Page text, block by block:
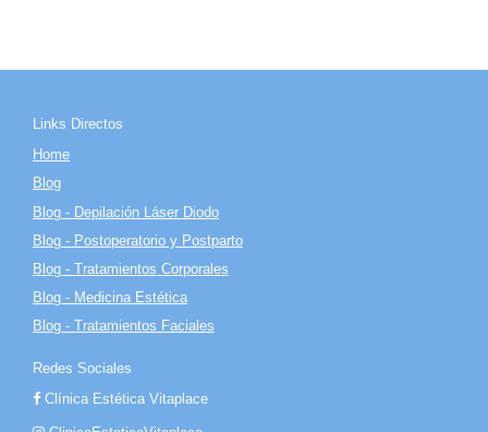
Links Directos
Home
Blog
Blog - Depilación Láser Diodo
Blog - Postoperatorio y Postparto
Blog - Tratamientos Corporales
Blog - Medicina Estética
Blog - Tratamientos Faciales
Redes Sociales
Clínica Estética Vitaplace